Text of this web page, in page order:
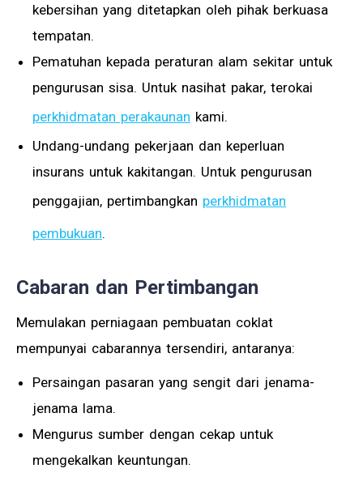
kebersihan yang ditetapkan oleh pihak berkuasa
tempatan.
Pematuhan kepada peraturan alam sekitar untuk
pengurusan sisa. Untuk nasihat pakar, terokai
perkhidmatan perakaunan kami.
Undang-undang pekerjaan dan keperluan
insurans untuk kakitangan. Untuk pengurusan
penggajian, pertimbangkan perkhidmatan
pembukuan.
Cabaran dan Pertimbangan
Memulakan perniagaan pembuatan coklat
mempunyai cabarannya tersendiri, antaranya:
Persaingan pasaran yang sengit dari jenama-
jenama lama.
Mengurus sumber dengan cekap untuk
mengekalkan keuntungan.